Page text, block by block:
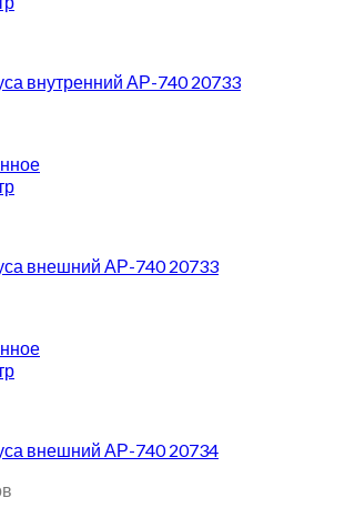
внутренний АР-740 20733
внешний АР-740 20733
внешний АР-740 20734